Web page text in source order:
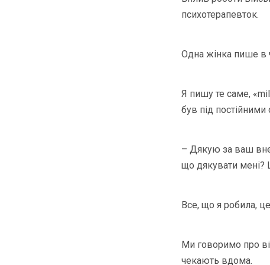
психотерапевток.
Одна жінка пише в
Я пишу те саме,
був під постійними
– Дякую за ваш
що дякувати мені?
Все, що я робила,
Ми говоримо про
чекають вдома.